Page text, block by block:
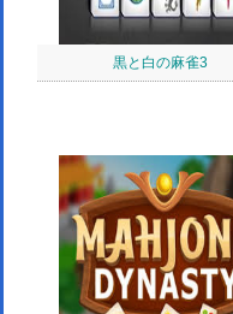
黒と白の麻雀3